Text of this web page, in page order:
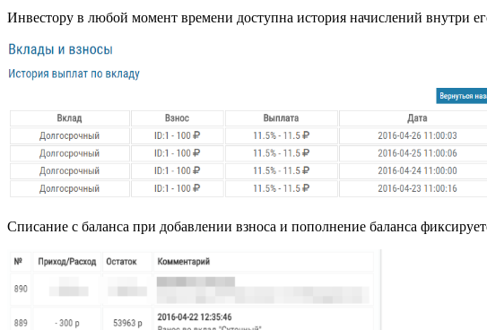
Инвестору в любой момент времени доступна история начислений внутри
Списание с баланса при добавлении взноса и пополнение баланса